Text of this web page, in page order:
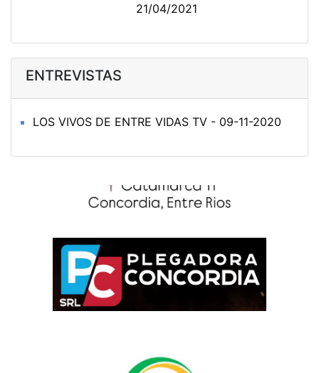
21/04/2021
ENTREVISTAS
LOS VIVOS DE ENTRE VIDAS TV - 09-11-2020